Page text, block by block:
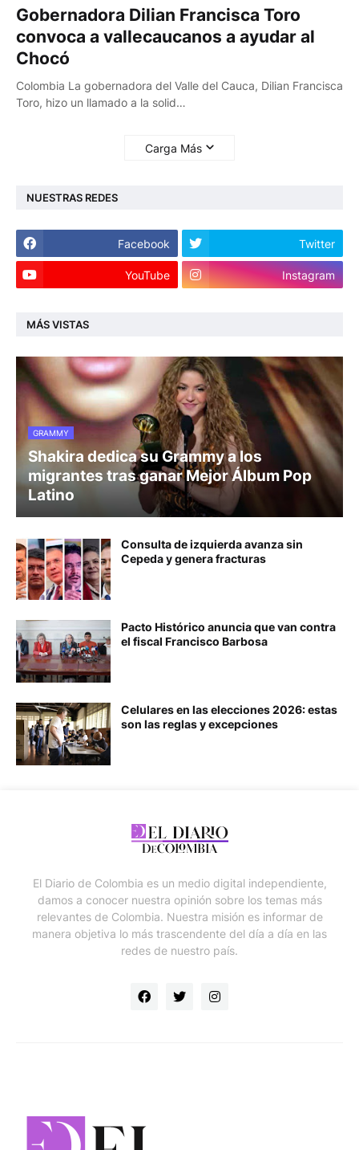
Gobernadora Dilian Francisca Toro
convoca a vallecaucanos a ayudar al
Chocó
Colombia La gobernadora del Valle del Cauca, Dilian Francisca
Toro, hizo un llamado a la solid…
Carga Más
NUESTRAS REDES
Facebook Twitter
YouTube Instagram
MÁS VISTAS
GRAMMY
Shakira dedica su Grammy a los
migrantes tras ganar Mejor Álbum Pop
Latino
Consulta de izquierda avanza sin
Cepeda y genera fracturas
Pacto Histórico anuncia que van contra
el fiscal Francisco Barbosa
Celulares en las elecciones 2026: estas
son las reglas y excepciones
El Diario de Colombia es un medio digital independiente,
damos a conocer nuestra opinión sobre los temas más
relevantes de Colombia. Nuestra misión es informar de
manera objetiva lo más trascendente del día a día en las
redes de nuestro país.